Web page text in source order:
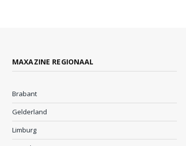
MAXAZINE REGIONAAL
Brabant
Gelderland
Limburg